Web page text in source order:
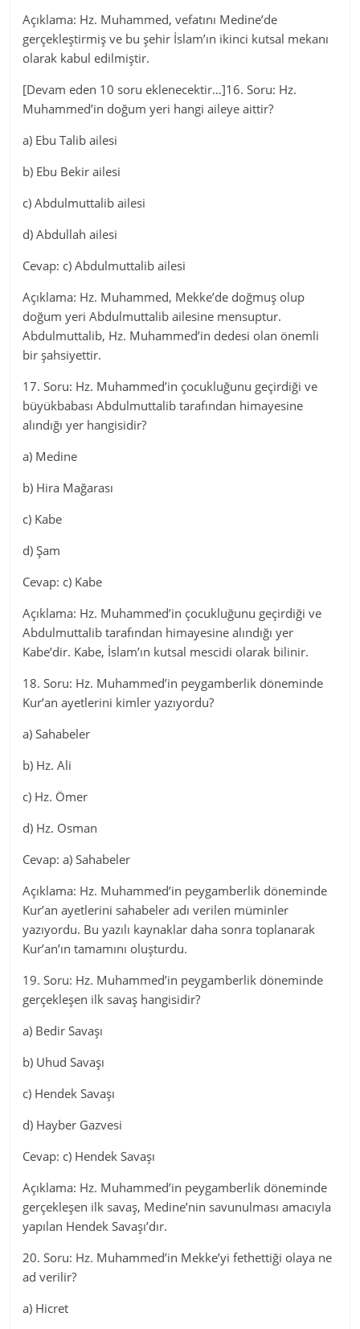
Açıklama: Hz. Muhammed, vefatını Medine’de
gerçekleştirmiş ve bu şehir İslam’ın ikinci kutsal mekanı
olarak kabul edilmiştir.
[Devam eden 10 soru eklenecektir…]16. Soru: Hz.
Muhammed’in doğum yeri hangi aileye aittir?
a) Ebu Talib ailesi
b) Ebu Bekir ailesi
c) Abdulmuttalib ailesi
d) Abdullah ailesi
Cevap: c) Abdulmuttalib ailesi
Açıklama: Hz. Muhammed, Mekke’de doğmuş olup
doğum yeri Abdulmuttalib ailesine mensuptur.
Abdulmuttalib, Hz. Muhammed’in dedesi olan önemli
bir şahsiyettir.
17. Soru: Hz. Muhammed’in çocukluğunu geçirdiği ve
büyükbabası Abdulmuttalib tarafından himayesine
alındığı yer hangisidir?
a) Medine
b) Hira Mağarası
c) Kabe
d) Şam
Cevap: c) Kabe
Açıklama: Hz. Muhammed’in çocukluğunu geçirdiği ve
Abdulmuttalib tarafından himayesine alındığı yer
Kabe’dir. Kabe, İslam’ın kutsal mescidi olarak bilinir.
18. Soru: Hz. Muhammed’in peygamberlik döneminde
Kur’an ayetlerini kimler yazıyordu?
a) Sahabeler
b) Hz. Ali
c) Hz. Ömer
d) Hz. Osman
Cevap: a) Sahabeler
Açıklama: Hz. Muhammed’in peygamberlik döneminde
Kur’an ayetlerini sahabeler adı verilen müminler
yazıyordu. Bu yazılı kaynaklar daha sonra toplanarak
Kur’an’ın tamamını oluşturdu.
19. Soru: Hz. Muhammed’in peygamberlik döneminde
gerçekleşen ilk savaş hangisidir?
a) Bedir Savaşı
b) Uhud Savaşı
c) Hendek Savaşı
d) Hayber Gazvesi
Cevap: c) Hendek Savaşı
Açıklama: Hz. Muhammed’in peygamberlik döneminde
gerçekleşen ilk savaş, Medine’nin savunulması amacıyla
yapılan Hendek Savaşı’dır.
20. Soru: Hz. Muhammed’in Mekke’yi fethettiği olaya ne
ad verilir?
a) Hicret